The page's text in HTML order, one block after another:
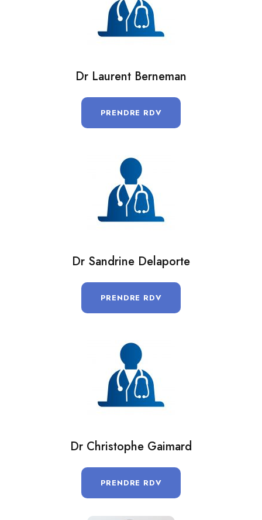
Dr Laurent Berneman
PRENDRE RDV
Dr Sandrine Delaporte
PRENDRE RDV
Dr Christophe Gaimard
PRENDRE RDV